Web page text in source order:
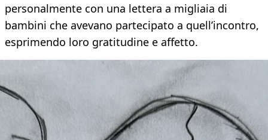
personalmente con una lettera a migliaia di
bambini che avevano partecipato a quell’incontro,
esprimendo loro gratitudine e affetto.